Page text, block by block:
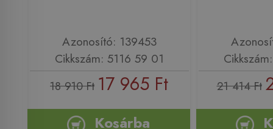
Azonosító: 139453
Cikkszám: 5116 59 01
18 910 Ft 17 965 Ft
Kosárba
21 414 Ft